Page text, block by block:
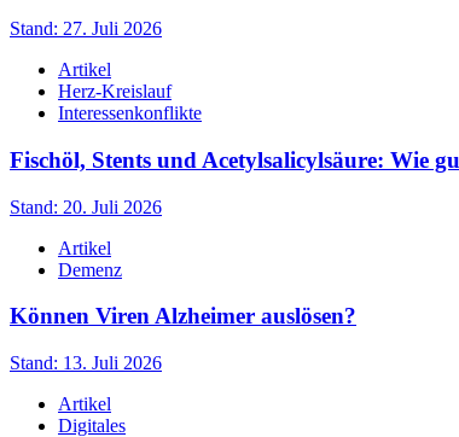
Stand: 27. Juli 2026
Artikel
Herz-Kreislauf
Interessenkonflikte
Fischöl, Stents und Acetylsalicylsäure: Wie
Stand: 20. Juli 2026
Artikel
Demenz
Können Viren Alzheimer auslösen?
Stand: 13. Juli 2026
Artikel
Digitales